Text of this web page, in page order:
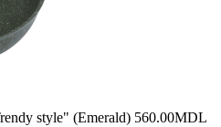
style" (Emerald) 560.00MDL